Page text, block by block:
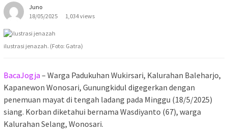
Juno
18/05/2025
1,034 views
ilustrasi jenazah. (Foto: Gatra)
BacaJogja – Warga Padukuhan Wukirsari, Kalurahan Baleharjo,
Kapanewon Wonosari, Gunungkidul digegerkan dengan
penemuan mayat di tengah ladang pada Minggu (18/5/2025)
siang. Korban diketahui bernama Wasdiyanto (67), warga
Kalurahan Selang, Wonosari.